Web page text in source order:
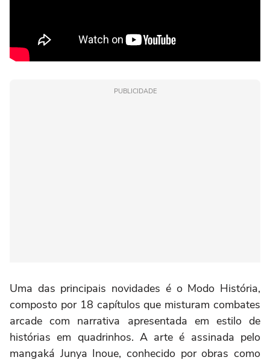
PUBLICIDADE
Uma das principais novidades é o Modo História,
composto por 18 capítulos que misturam combates
arcade com narrativa apresentada em estilo de
histórias em quadrinhos. A arte é assinada pelo
mangaká Junya Inoue, conhecido por obras como